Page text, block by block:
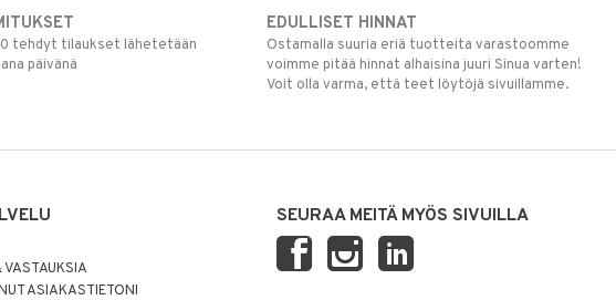
tehdyt tilaukset lähetetään
päivänä
EDULLISET HINNAT
Ostamalla suuria eriä tuotteita varastoomme
voimme pitää hinnat alhaisina juuri Sinua varten!
Voit olla varma, että teet löytöjä sivuillamme.
ASIAKASTIETONI
SEURAA MEITÄ MYÖS SIVUILLA